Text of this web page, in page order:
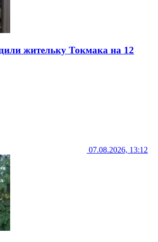
жительку Токмака на 12
07.08.2026, 13:12